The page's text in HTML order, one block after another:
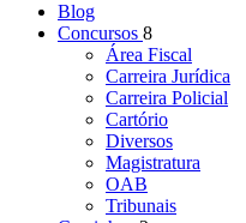
Blog
Concursos 8
Área Fiscal
Carreira Jurídica
Carreira Policial
Cartório
Diversos
Magistratura
OAB
Tribunais